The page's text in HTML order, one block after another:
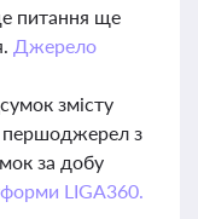
питання ще
Джерело
змісту
першоджерел з
за добу
LIGA360.